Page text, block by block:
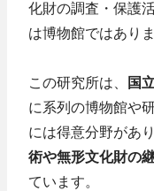
化財の調査・保護
は博物館ではありま
この研究所は、 国
に系列の博物館や
には得意分野があ
術や無形文化財の
ています。